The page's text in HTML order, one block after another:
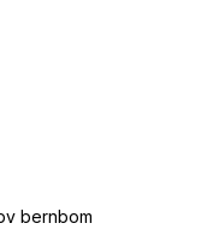
bernbom